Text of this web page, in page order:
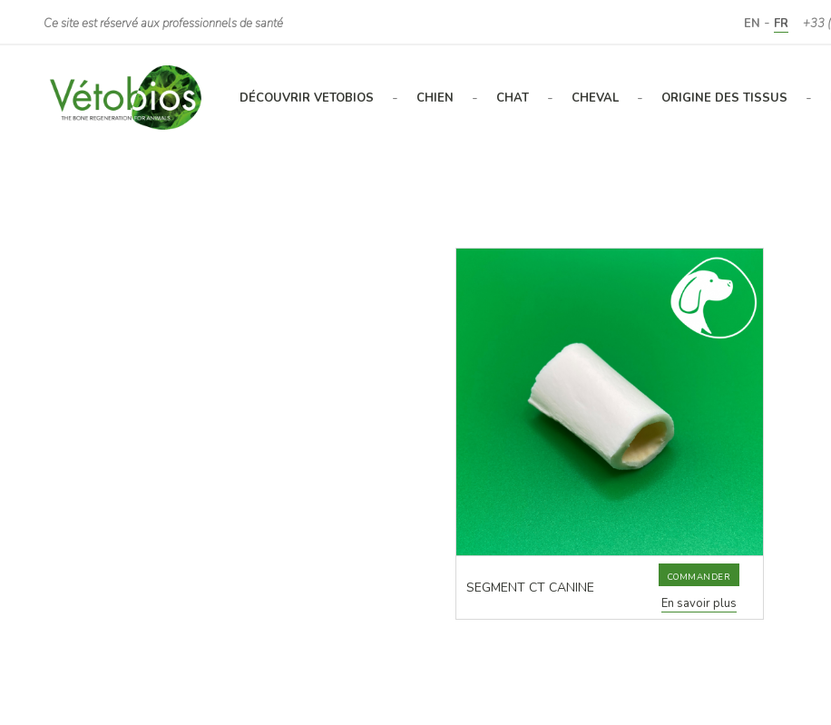
Ce site est réservé aux professionnels de santé EN - FR +33
DÉCOUVRIR VETOBIOS - CHIEN - CHAT - CHEVAL - ORIGINE DES TISSUS -
SEGMENT CT CANINE
COMMANDER
En savoir plus